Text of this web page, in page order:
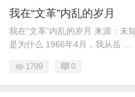
我在“文革”内乱的岁月
我在“文革”内乱的岁月 来源：
是为什么 1966年4月，我从岳 ...
1799 0